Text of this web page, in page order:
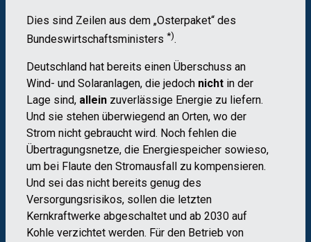
Dies sind Zeilen aus dem „Osterpaket“ des
Bundeswirtschaftsministers *).
Deutschland hat bereits einen Überschuss an
Wind- und Solaranlagen, die jedoch nicht in der
Lage sind, allein zuverlässige Energie zu liefern.
Und sie stehen überwiegend an Orten, wo der
Strom nicht gebraucht wird. Noch fehlen die
Übertragungsnetze, die Energiespeicher sowieso,
um bei Flaute den Stromausfall zu kompensieren.
Und sei das nicht bereits genug des
Versorgungsrisikos, sollen die letzten
Kernkraftwerke abgeschaltet und ab 2030 auf
Kohle verzichtet werden. Für den Betrieb von